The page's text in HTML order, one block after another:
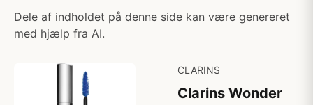
Dele af indholdet på denne side kan være genereret
med hjælp fra AI.
CLARINS
Clarins Wonder